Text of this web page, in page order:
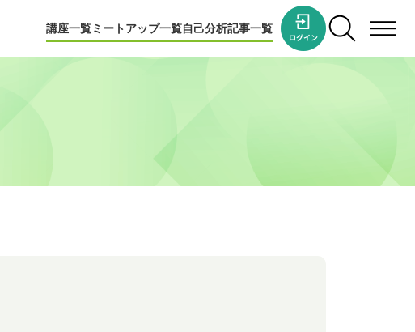
講座一覧ミートアップ一覧自己分析記事一覧